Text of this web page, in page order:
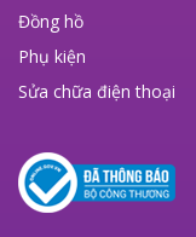
Đồng hồ
Phụ kiện
Sửa chữa điện thoại